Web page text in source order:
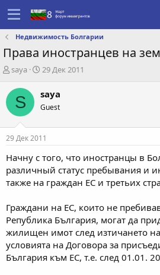
Недвижимость Болгарии
Права иностранцев на
А
т
р
е
м
ы
saya
Д
т
а
с
з
д
а
и
я
29 Дек 2011
S saya
Guest
29 Дек 2011
Начну с того, что иностранцы в
различный статус пребывания и
также на граждан ЕС и третьих
Граждани на ЕС, които не
Република България, могат да
жилищен имот след изтичането
условията на Договора за
България към ЕС, т.е. след 01.01.